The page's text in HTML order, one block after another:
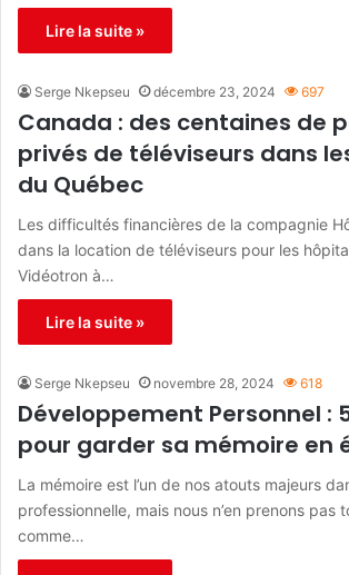
Lire la suite »
Serge Nkepseu décembre 23, 2024 697
Canada : des centaines de
privés de téléviseurs dans
du Québec
Les difficultés financières de la compagnie
dans la location de téléviseurs pour les
Vidéotron à…
Lire la suite »
Serge Nkepseu novembre 28, 2024 618
Développement Personnel :
pour garder sa mémoire en
La mémoire est l’un de nos atouts majeurs
professionnelle, mais nous n’en prenons pas
comme…